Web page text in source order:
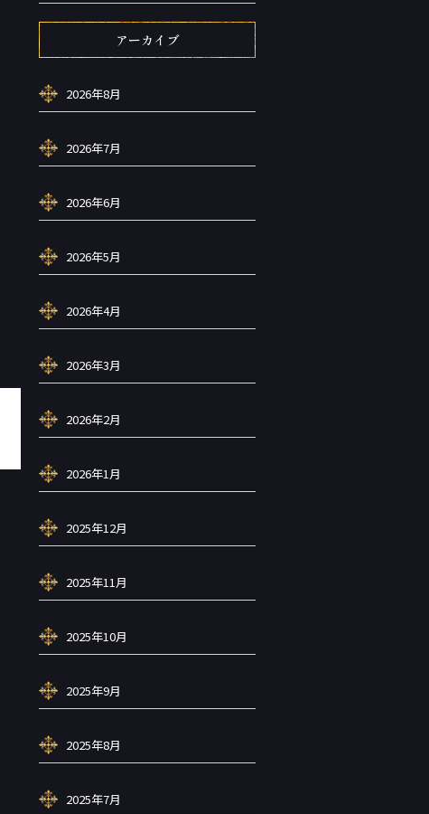
アーカイブ
2026年8月
2026年7月
2026年6月
2026年5月
2026年4月
2026年3月
2026年2月
2026年1月
2025年12月
2025年11月
2025年10月
2025年9月
2025年8月
2025年7月